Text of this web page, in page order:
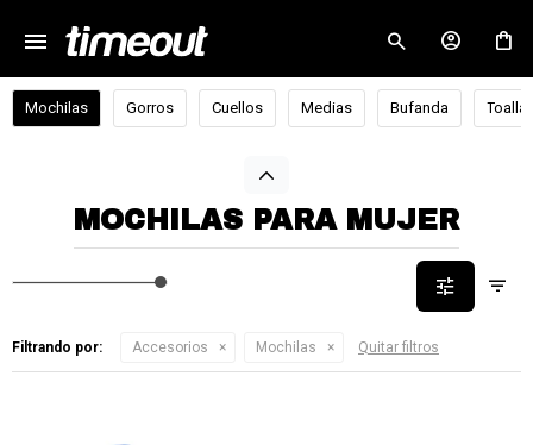
menu
Mochilas Gorros Cuellos Medias Bufanda Toalla
MOCHILAS PARA MUJER
Filtrando por: Accesorios Mochilas Quitar filtros